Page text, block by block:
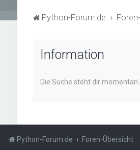
Python-Forum.de
Information
Die Suche steht dir
Python-Forum.de Foren-Übersicht